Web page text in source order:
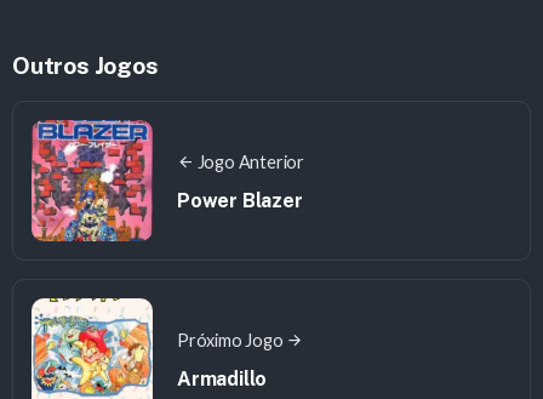
Outros Jogos
Jogo Anterior
Power Blazer
Próximo Jogo
Armadillo